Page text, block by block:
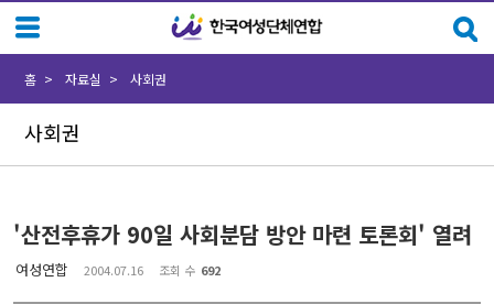
사회권
홈 자료실 사회권
'산전후휴가 90일 사회분담 방안 마련 토론회' 열려
여성연합 2004.07.16 조회 수 692